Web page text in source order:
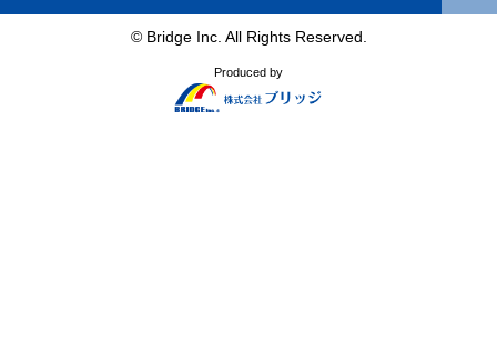
© Bridge Inc. All Rights Reserved.
Produced by